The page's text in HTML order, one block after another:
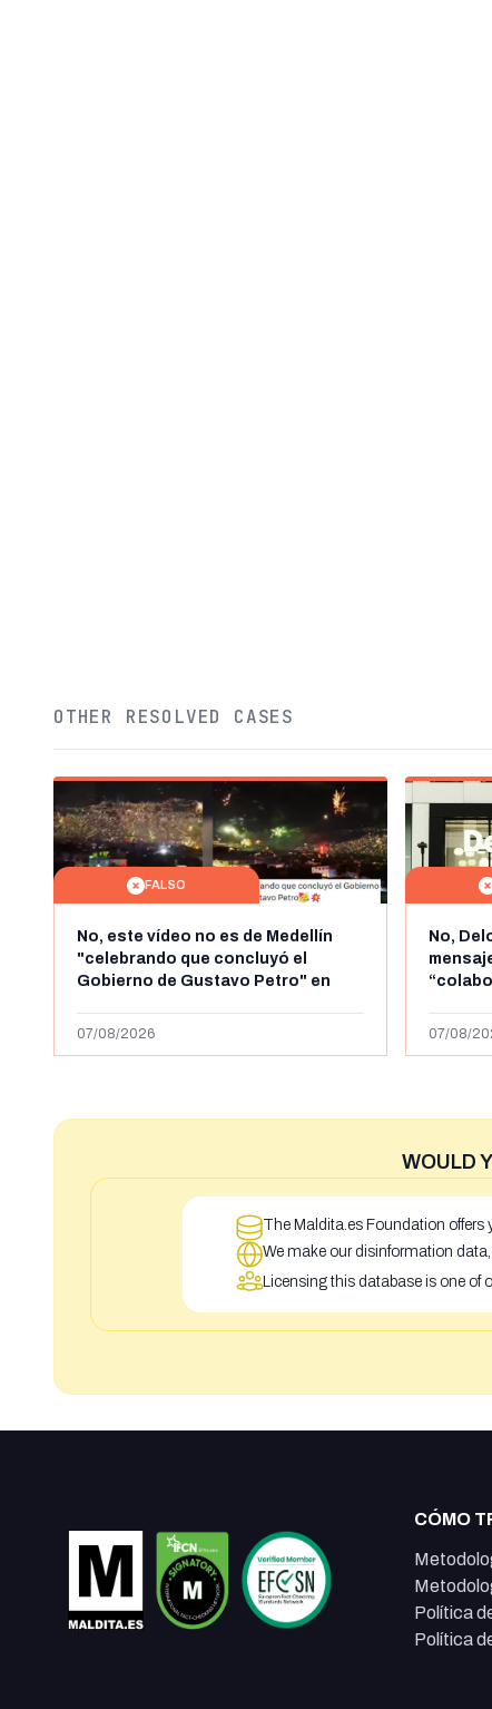
OTHER RESOLVED CASES
FALSO
No, este vídeo no es de Medellín
"celebrando que concluyó el
Gobierno de Gustavo Petro" en
de 2024
07/08/2026
No,
1.000
07/08/
WOULD
The Maldita.es Foundation
We make our disinformation
Licensing this database is one of
CÓMO
Política
Política